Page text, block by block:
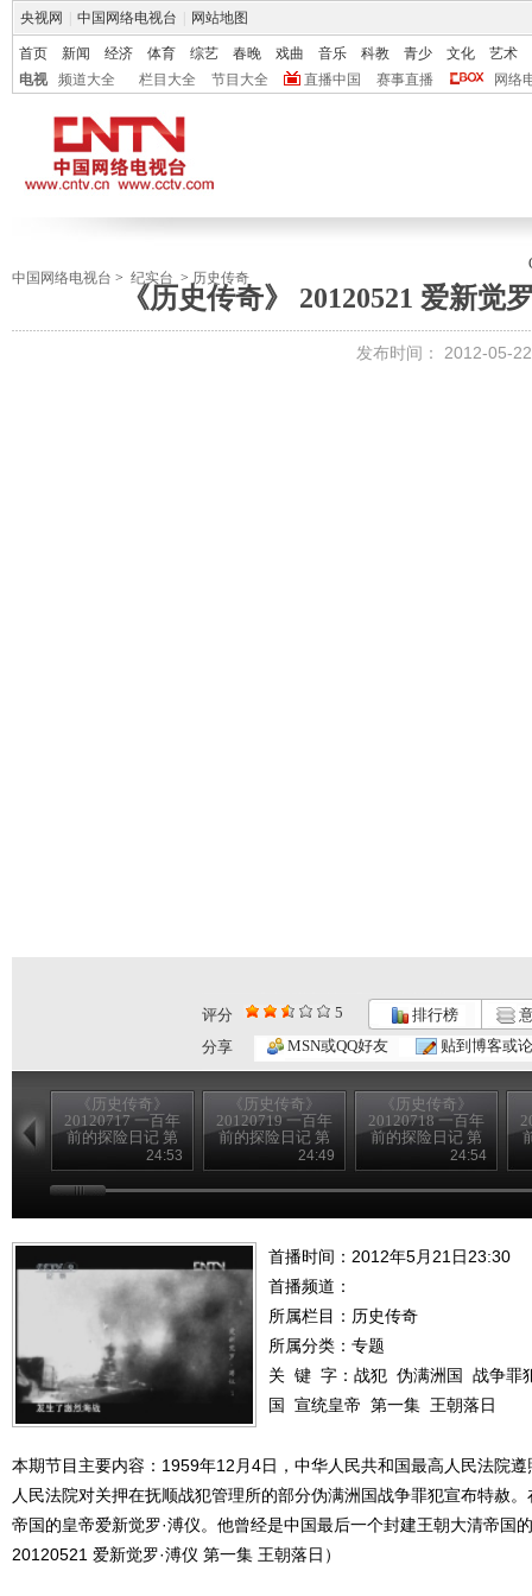
央视网 中国网络电视台 网站地图
首页 新闻 经济 体育 综艺 春晚 戏曲 音乐 科教 青少 文化
艺术
电视
频道大全 栏目大全 节目大全 直播中国 赛事直播 网络
中国网络电视台 > 纪实台 > 历史传奇
《历史传奇》 20120521 爱新觉
发布时间： 2012-05-
评分 5 排行榜
分享
MSN或QQ好友 贴到博客或
《历史传奇》
20120717 一百年
前的探险日记 第
四集 沙埋宝藏
（下）
24:53
《历史传奇》
20120719 一百年
前的探险日记 第
八集 为歌者留影
（下）
24:49
《历史传奇》
20120718 一百年
前的探险日记 第
六集 生死大漠
（下）
24:54
首播时间：2012年5月21日23:30
首播频道：
所属栏目： 历史传奇
所属分类：专题
关 键 字： 战犯 伪满洲国
战争罪
国
宣统皇帝 第一集 王朝落日
本期节目主要内容：1959年12月4日，中华人民共和国最高人民法院
人民法院对关押在抚顺战犯管理所的部分伪满洲国战争罪犯宣布特赦
帝国的皇帝爱新觉罗·溥仪。他曾经是中国最后一个封建王朝大清帝国
20120521 爱新觉罗·溥仪 第一集 王朝落日）